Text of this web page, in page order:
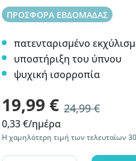
ΠΡΟΣΦΟΡΑ ΕΒΔΟΜΑΔΑΣ
πατενταρισμένο
υποστήριξη του ύπνου
ψυχική ισορροπία
19,99 € 24,99 €
0,33 €/ημέρα
Η χαμηλότερη τιμή των τελευταίων